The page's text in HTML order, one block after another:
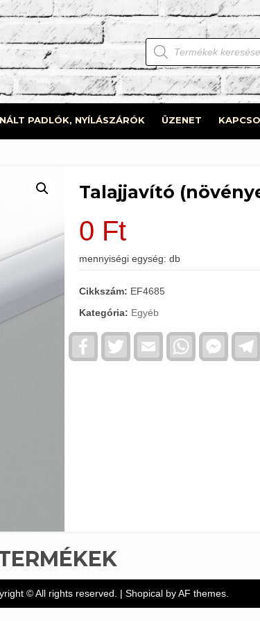
Products
search
PADLÓK, NYÍLÁSZÁRÓK ÜZENET
Talajjavító
0 Ft
mennyiségi egység: db
Cikkszám: EF4685
Kategória: Egyéb
FacebookTwitter Email WhatsApp
© All rights reserved. | Shopicalby AF themes.